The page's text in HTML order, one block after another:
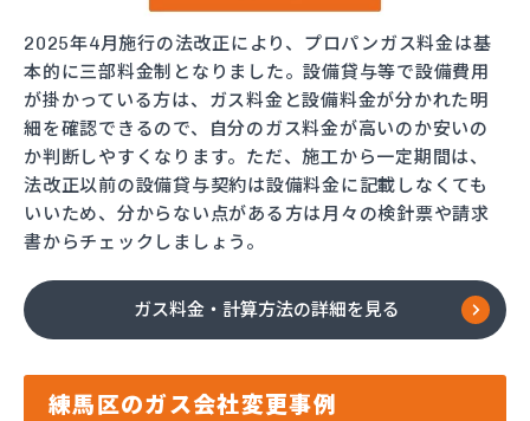
2025年4月施行の法改正により、プロパンガス料金は基
本的に三部料金制となりました。設備貸与等で設備費用
が掛かっている方は、ガス料金と設備料金が分かれた明
細を確認できるので、自分のガス料金が高いのか安いの
か判断しやすくなります。ただ、施工から一定期間は、
法改正以前の設備貸与契約は設備料金に記載しなくても
いいため、分からない点がある方は月々の検針票や請求
書からチェックしましょう。
ガス料金・計算方法の詳細を見る
練馬区のガス会社変更事例